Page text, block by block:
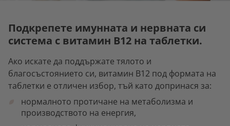
Подкрепете имунната и нервната си
система с витамин B12 на таблетки.
Ако искате да поддържате тялото и
благосъстоянието си, витамин В12 под формата на
таблетки е отличен избор, тъй като допринася за:
нормалното протичане на метаболизма и
производството на енергия,